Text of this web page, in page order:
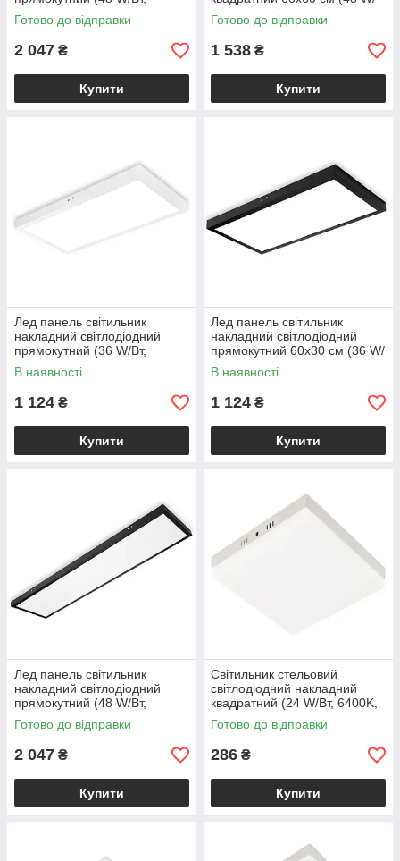
6400K, 4400 lm, метал, білий)
PROTEUS-48
Готово до відправки
2 047 ₴
Купити
Вт, 6400K, 3800 lm, метал,
білий) PULSAR-48
Готово до відправки
1 538 ₴
Купити
Лед панель світильник
накладний світлодіодний
прямокутний (36 W/Вт,
6400K, 3000lm, метал, білий)
PROTEUS-36
В наявності
1 124 ₴
Купити
Лед панель світильник
накладний світлодіодний
прямокутний 60х30 см (36 W/
Вт, 6400K, 3000lm, метал,
чорний) PROTEUS-36
В наявності
1 124 ₴
Купити
Лед панель світильник
накладний світлодіодний
прямокутний (48 W/Вт,
6400K, 4400lm, метал,
чорний) PROTEUS-48
Готово до відправки
2 047 ₴
Купити
Світильник стельовий
світлодіодний накладний
квадратний (24 W/Вт, 6400K,
2280 lm, IP20, білий) CARLA-
24/SQ
Готово до відправки
286 ₴
Купити